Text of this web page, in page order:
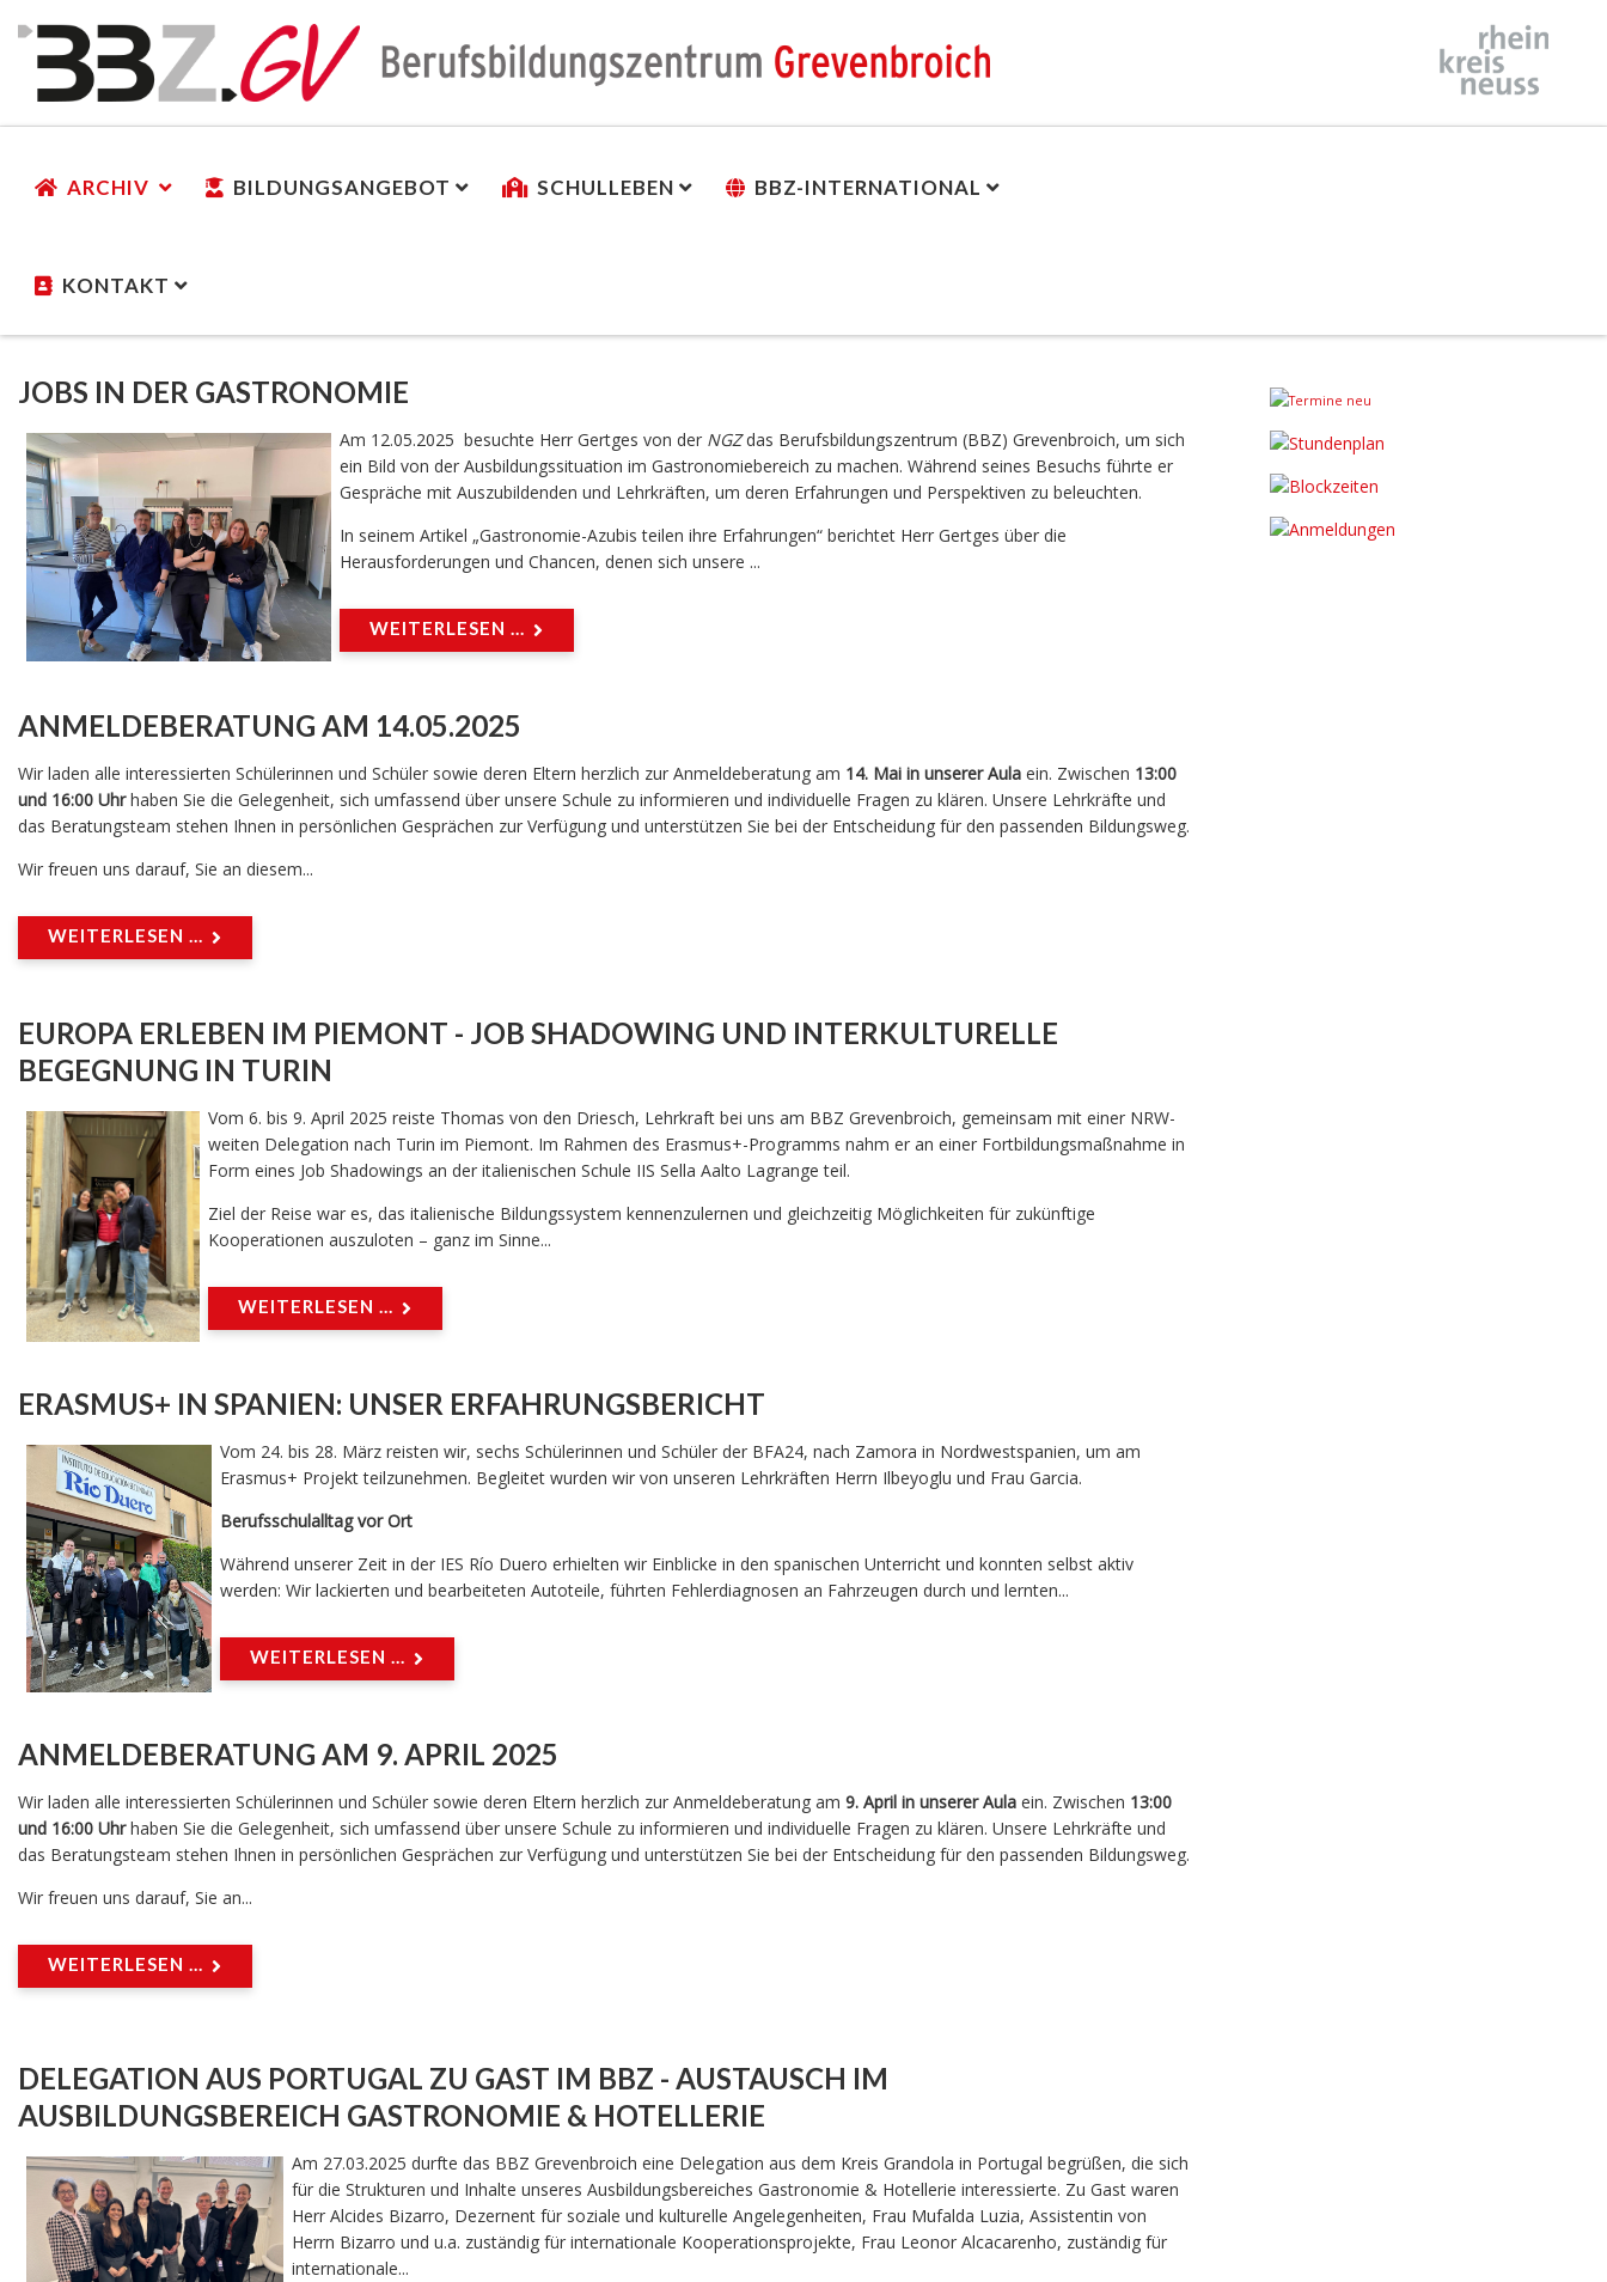
ARCHIV BILDUNGSANGEBOT SCHULLEBEN BBZ-INTERNATIONAL
KONTAKT
JOBS IN DER GASTRONOMIE
Am 12.05.2025 besuchte Herr Gertges von der NGZdas Berufsbildungszentrum (BBZ) Grevenbroich, um sich
ein Bild von der Ausbildungssituation im Gastronomiebereich zu machen. Während seines Besuchs führte er
Gespräche mit Auszubildenden und Lehrkräften, um deren Erfahrungen und Perspektiven zu beleuchten.
In seinem Artikel „Gastronomie-Azubis teilen ihre Erfahrungen“ berichtet Herr Gertges über die
Herausforderungen und Chancen, denen sich unsere ...
WEITERLESEN ...
ANMELDEBERATUNG AM 14.05.2025
Wir laden alle interessierten Schülerinnen und Schüler sowie deren Eltern herzlich zur Anmeldeberatung am 14. Mai in unserer Aula ein. Zwischen 13:00
und 16:00 Uhrhaben Sie die Gelegenheit, sich umfassend über unsere Schule zu informieren und individuelle Fragen zu klären. Unsere Lehrkräfte und
das Beratungsteam stehen Ihnen in persönlichen Gesprächen zur Verfügung und unterstützen Sie bei der Entscheidung für den passenden Bildungsweg.
Wir freuen uns darauf, Sie an diesem...
WEITERLESEN ...
EUROPA ERLEBEN IM PIEMONT - JOB SHADOWING UND INTERKULTURELLE
BEGEGNUNG IN TURIN
Vom 6. bis 9. April 2025 reiste Thomas von den Driesch, Lehrkraft bei uns am BBZ Grevenbroich, gemeinsam mit einer NRW-
weiten Delegation nach Turin im Piemont. Im Rahmen des Erasmus+-Programms nahm er an einer Fortbildungsmaßnahme in
Form eines Job Shadowings an der italienischen Schule IIS Sella Aalto Lagrange teil.
Ziel der Reise war es, das italienische Bildungssystem kennenzulernen und gleichzeitig Möglichkeiten für zukünftige
Kooperationen auszuloten – ganz im Sinne...
WEITERLESEN ...
ERASMUS+ IN SPANIEN: UNSER ERFAHRUNGSBERICHT
Vom 24. bis 28. März reisten wir, sechs Schülerinnen und Schüler der BFA24, nach Zamora in Nordwestspanien, um am
Erasmus+ Projekt teilzunehmen. Begleitet wurden wir von unseren Lehrkräften Herrn Ilbeyoglu und Frau Garcia.
Berufsschulalltag vor Ort
Während unserer Zeit in der IES Río Duero erhielten wir Einblicke in den spanischen Unterricht und konnten selbst aktiv
werden: Wir lackierten und bearbeiteten Autoteile, führten Fehlerdiagnosen an Fahrzeugen durch und lernten...
WEITERLESEN ...
ANMELDEBERATUNG AM 9. APRIL 2025
Wir laden alle interessierten Schülerinnen und Schüler sowie deren Eltern herzlich zur Anmeldeberatung am 9. April in unserer Aula ein. Zwischen 13:00
und 16:00 Uhrhaben Sie die Gelegenheit, sich umfassend über unsere Schule zu informieren und individuelle Fragen zu klären. Unsere Lehrkräfte und
das Beratungsteam stehen Ihnen in persönlichen Gesprächen zur Verfügung und unterstützen Sie bei der Entscheidung für den passenden Bildungsweg.
Wir freuen uns darauf, Sie an...
WEITERLESEN ...
DELEGATION AUS PORTUGAL ZU GAST IM BBZ - AUSTAUSCH IM
AUSBILDUNGSBEREICH GASTRONOMIE & HOTELLERIE
Am 27.03.2025 durfte das BBZ Grevenbroich eine Delegation aus dem Kreis Grandola in Portugal begrüßen, die sich
für die Strukturen und Inhalte unseres Ausbildungsbereiches Gastronomie & Hotellerie interessierte. Zu Gast waren
Herr Alcides Bizarro, Dezernent für soziale und kulturelle Angelegenheiten, Frau Mufalda Luzia, Assistentin von
Herrn Bizarro und u.a. zuständig für internationale Kooperationsprojekte, Frau Leonor Alcacarenho, zuständig für
internationale...